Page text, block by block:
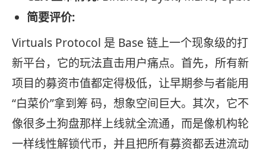
简要评价:
Virtuals Protocol 是 Base 链上一个现象级的打
新平台，它的玩法直击用户痛点。首先，所有新
项目的募资市值都定得极低，让早期参与者能用
“白菜价”拿到筹 码，想象空间巨大。其次，它不
像很多土狗盘那样上线就全流通，而是像机构轮
一样线性解锁代币，并且把所有募资都丢进流动